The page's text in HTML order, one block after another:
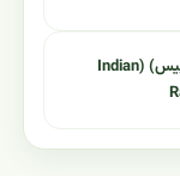
معرفی گیاه زالزالک هندی (رافیولپیس) (Indian